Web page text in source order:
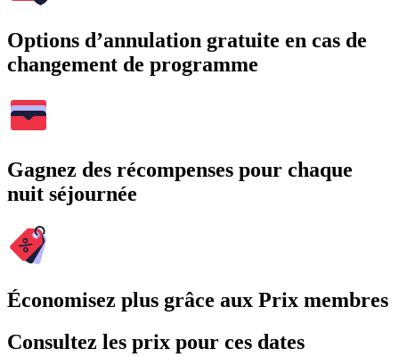
Options d’annulation gratuite en cas de
changement de programme
Gagnez des récompenses pour chaque
nuit séjournée
Économisez plus grâce aux Prix membres
Consultez les prix pour ces dates